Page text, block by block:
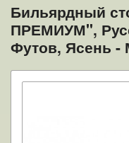
Бильярдный
ПРЕМИУМ",
Футов, Ясень -